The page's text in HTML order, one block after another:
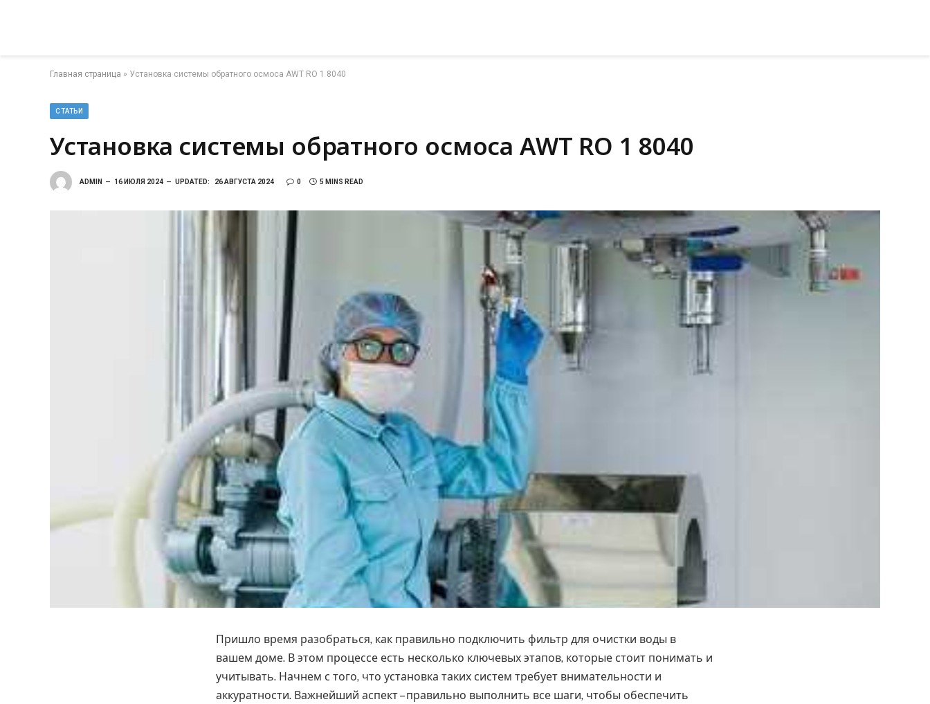
Главная страница » Установка системы обратного осмоса AWT RO 1 8040
СТАТЬИ
Установка системы обратного осмоса AWT RO 1 8040
ADMIN 16 ИЮЛЯ 2024 UPDATED: 26 АВГУСТА 2024 0 5 MINS READ
Пришло время разобраться, как правильно подключить фильтр для очистки воды в
вашем доме. В этом процессе есть несколько ключевых этапов, которые стоит понимать и
учитывать. Начнем с того, что установка таких систем требует внимательности и
аккуратности. Важнейший аспект – правильно выполнить все шаги, чтобы обеспечить